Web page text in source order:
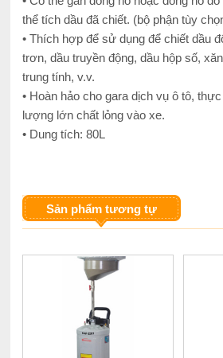
thể tích dầu đã chiết. (bộ phận tùy
• Thích hợp để sử dụng để chiết dầu
trơn, dầu truyền động, dầu hộp số,
trung tính, v.v.
• Hoàn hảo cho gara dịch vụ ô tô,
lượng lớn chất lỏng vào xe.
• Dung tích: 80L
Sản phẩm tương tự